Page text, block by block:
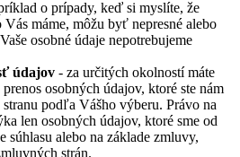
o prípady, keď si myslíte, že
Vás máme, môžu byť nepresné alebo
osobné údaje nepotrebujeme
údajov - za určitých okolností máte
osobných údajov, ktoré ste nám
podľa Vášho výberu. Právo na
len osobných údajov, ktoré sme od
súhlasu alebo na základe zmluvy,
strán.